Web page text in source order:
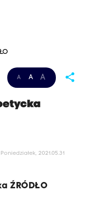
A A A share
2021.05.31
ŹRÓDŁO